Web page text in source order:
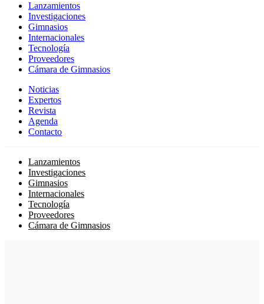
Lanzamientos
Investigaciones
Gimnasios
Internacionales
Tecnología
Proveedores
Cámara de Gimnasios
Noticias
Expertos
Revista
Agenda
Contacto
Lanzamientos
Investigaciones
Gimnasios
Internacionales
Tecnología
Proveedores
Cámara de Gimnasios